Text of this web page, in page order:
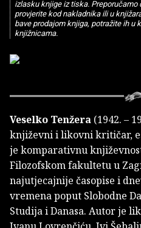
izlasku knjige iz tiska.
provjerite kod nakladnika ili u
bave prodajom knjiga, potražite ih u
knjižnicama.
Veselko Tenžera (1942. –
književni i likovni kritičar,
je komparativnu
Filozofskom fakultetu u
najutjecajnije časopise i
vremena poput Slobodne
Studija i Danasa. Autor je